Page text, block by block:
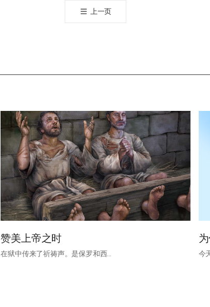
上一页
赞美上帝之时
在狱中传来了祈祷声。是保罗和西… 今